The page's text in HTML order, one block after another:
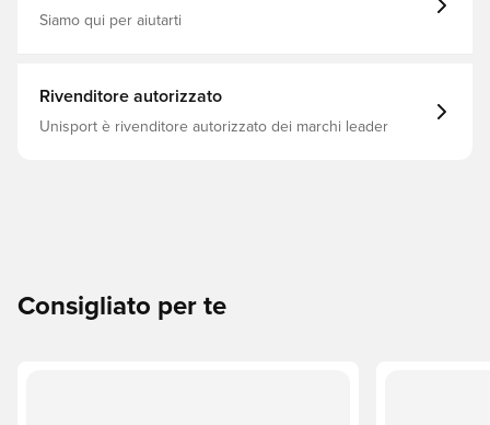
Siamo qui per aiutarti
Rivenditore autorizzato
Unisport è rivenditore autorizzato dei marchi leader
Consigliato per te